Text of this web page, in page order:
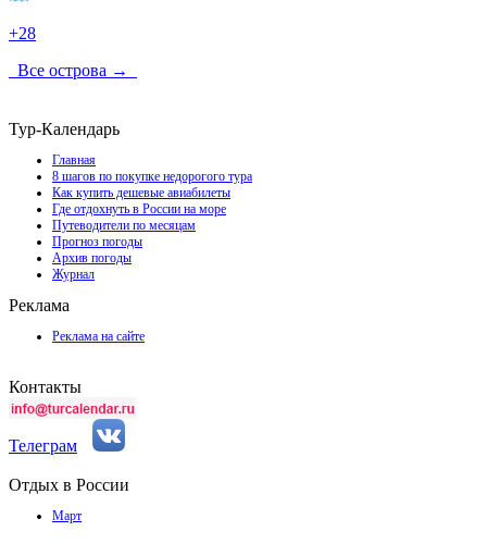
+28
Все острова →
Тур-Календарь
Главная
8 шагов по покупке недорогого тура
Как купить дешевые авиабилеты
Где отдохнуть в России на море
Путеводители по месяцам
Прогноз погоды
Архив погоды
Журнал
Реклама
Реклама на сайте
Контакты
Телеграм
Отдых в России
Март